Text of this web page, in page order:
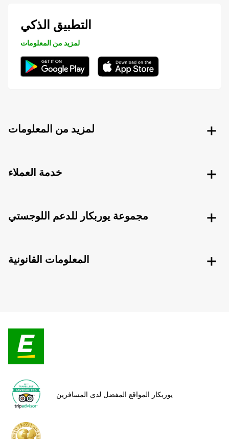
التطبيق الذكي
لمزيد من المعلومات
لمزيد من المعلومات
خدمة العملاء
مجموعة يوربكار للدعم اللوجستي
المعلومات القانونية
يوربكار المواقع المفضل لدى المسافرين